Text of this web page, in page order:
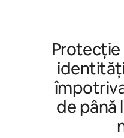
Protecție
de până